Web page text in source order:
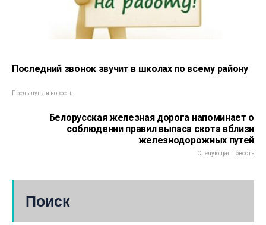
Последний звонок звучит в школах по всему району
Предыдущая новость
Белорусская железная дорога напоминает о
соблюдении правил выпаса скота вблизи
железнодорожных путей
Следующая новость
Поиск